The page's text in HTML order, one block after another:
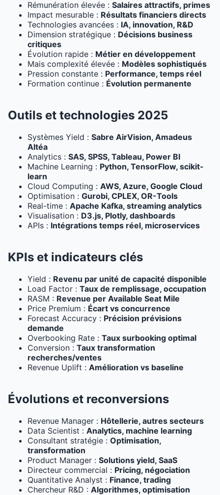
Rémunération élevée : Salaires attractifs, primes
Impact mesurable : Résultats financiers directs
Technologies avancées : IA, innovation, R&D
Dimension stratégique : Décisions business
critiques
Évolution rapide : Métier en développement
Mais complexité élevée : Modèles sophistiqués
Pression constante : Performance, temps réel
Formation continue : Évolution permanente
Outils et technologies 2025
Systèmes Yield : Sabre AirVision, Amadeus
Altéa
Analytics : SAS, SPSS, Tableau, Power BI
Machine Learning : Python, TensorFlow, scikit-
learn
Cloud Computing : AWS, Azure, Google Cloud
Optimisation : Gurobi, CPLEX, OR-Tools
Real-time : Apache Kafka, streaming analytics
Visualisation : D3.js, Plotly, dashboards
APIs : Intégrations temps réel, microservices
KPIs et indicateurs clés
Yield : Revenu par unité de capacité disponible
Load Factor : Taux de remplissage, occupation
RASM : Revenue per Available Seat Mile
Price Premium : Écart vs concurrence
Forecast Accuracy : Précision prévisions
demande
Overbooking Rate : Taux surbooking optimal
Conversion : Taux transformation
recherches/ventes
Revenue Uplift : Amélioration vs baseline
Évolutions et reconversions
Revenue Manager : Hôtellerie, autres secteurs
Data Scientist : Analytics, machine learning
Consultant stratégie : Optimisation,
transformation
Product Manager : Solutions yield, SaaS
Directeur commercial : Pricing, négociation
Quantitative Analyst : Finance, trading
Chercheur R&D : Algorithmes, optimisation